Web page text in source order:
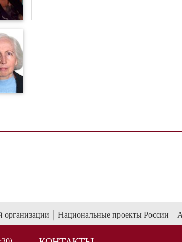
организации Национальные проекты России